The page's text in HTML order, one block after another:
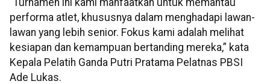
performa atlet, khususnya dalam menghadapi lawan-
lawan yang lebih senior. Fokus kami adalah melihat
kesiapan dan kemampuan bertanding mereka,” kata
Kepala Pelatih Ganda Putri Pratama Pelatnas PBSI
Ade Lukas.